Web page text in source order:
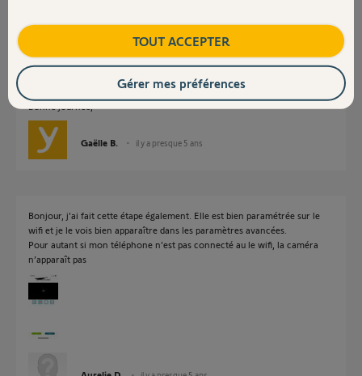
La configuration de la caméra n'a pas été faite jusqu'au bout.
Il faut que vous vous rendiez dans les réglages avancées et que vous
rentriez votre réseau wifi et votre mot de passe afin que celle-ci puisse
fonctionner lorsque vous êtes hors de votre domicile.
Bonne journée,
Gaëlle B. il y a presque 5 ans
Bonjour, j’ai fait cette étape également. Elle est bien paramétrée sur le
wifi et je le vois bien apparaître dans les paramètres avancées.
Pour autant si mon téléphone n’est pas connecté au le wifi, la caméra
n’apparaît pas
TOUT ACCEPTER
Gérer mes préférences